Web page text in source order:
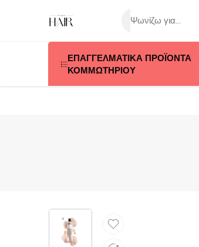
ΕΠΑΓΓΕΛΜΑΤΙΚΑ ΠΡΟΪΟΝΤΑ
ΚΟΜΜΩΤΗΡΙΟΥ